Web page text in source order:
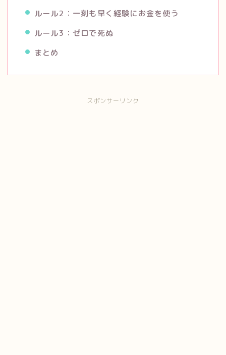
ルール2：一刻も早く経験にお金を使う
ルール3：ゼロで死ぬ
まとめ
スポンサーリンク